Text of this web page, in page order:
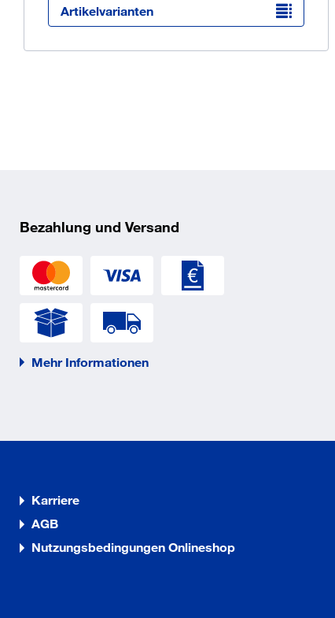
Artikelvarianten
Bezahlung und Versand
Mehr Informationen
Karriere
AGB
Nutzungsbedingungen Onlineshop